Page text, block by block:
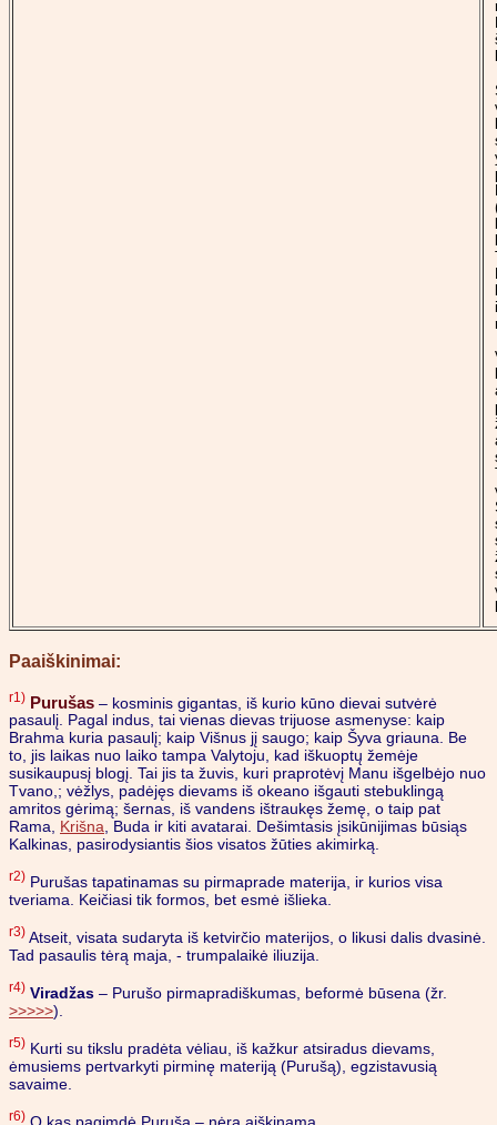
Paaiškinimai:
r1) Purušas – kosminis gigantas, iš kurio kūno dievai sutvėrė
pasaulį. Pagal indus, tai vienas dievas trijuose asmenyse: kaip
Brahma kuria pasaulį; kaip Višnus jį saugo; kaip Šyva griauna. Be
to, jis laikas nuo laiko tampa Valytoju, kad iškuoptų žemėje
susikaupusį blogį. Tai jis ta žuvis, kuri praprotėvį Manu išgelbėjo nuo
Tvano,; vėžlys, padėjęs dievams iš okeano išgauti stebuklingą
amritos gėrimą; šernas, iš vandens ištraukęs žemę, o taip pat
Rama, Krišna, Buda ir kiti avatarai. Dešimtasis įsikūnijimas būsiąs
Kalkinas, pasirodysiantis šios visatos žūties akimirką.
r2) Purušas tapatinamas su pirmaprade materija, ir kurios visa
tveriama. Keičiasi tik formos, bet esmė išlieka.
r3) Atseit, visata sudaryta iš ketvirčio materijos, o likusi dalis dvasinė.
Tad pasaulis tėrą maja, - trumpalaikė iliuzija.
r4) Viradžas – Purušo pirmapradiškumas, beformė būsena (žr.
>>>>>).
r5) Kurti su tikslu pradėta vėliau, iš kažkur atsiradus dievams,
ėmusiems pertvarkyti pirminę materiją (Purušą), egzistavusią
savaime.
r6) O kas pagimdė Purušą – nėra aiškinama.